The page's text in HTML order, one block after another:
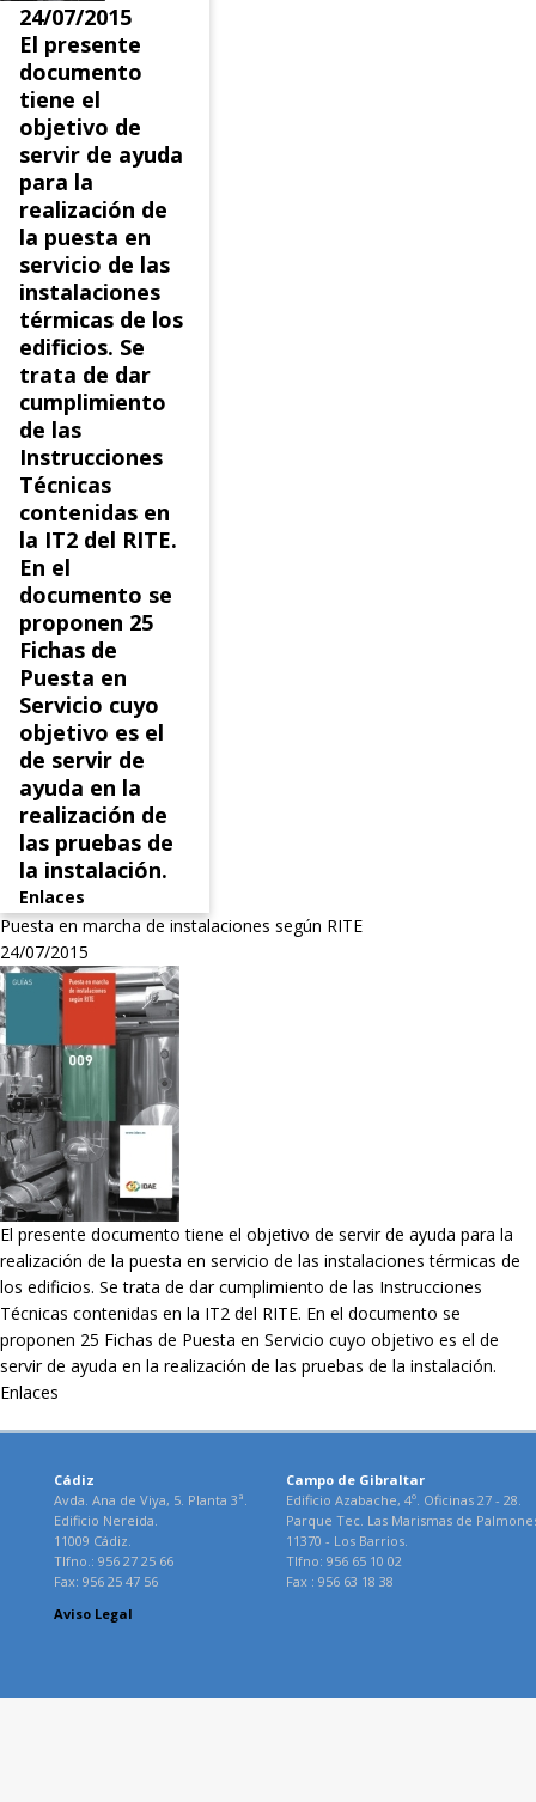
24/07/2015
El presente
documento
tiene el
objetivo de
servir de ayuda
para la
realización de
la puesta en
servicio de las
instalaciones
térmicas de los
edificios. Se
trata de dar
cumplimiento
de las
Instrucciones
Técnicas
contenidas en
la IT2 del RITE.
En el
documento se
proponen 25
Fichas de
Puesta en
Servicio cuyo
objetivo es el
de servir de
ayuda en la
realización de
las pruebas de
la instalación.
Enlaces
Puesta en marcha de instalaciones según RITE
24/07/2015
El presente documento tiene el objetivo de servir de ayuda para la
realización de la puesta en servicio de las instalaciones térmicas de
los edificios. Se trata de dar cumplimiento de las Instrucciones
Técnicas contenidas en la IT2 del RITE. En el documento se
proponen 25 Fichas de Puesta en Servicio cuyo objetivo es el de
servir de ayuda en la realización de las pruebas de la instalación.
Enlaces
Cádiz
Avda. Ana de Viya, 5. Planta 3ª.
Edificio Nereida.
11009 Cádiz.
Tlfno.: 956 27 25 66
Fax: 956 25 47 56
Campo de Gibraltar
Edificio Azabache, 4º. Oficinas 27 - 28.
Parque Tec. Las Marismas de
11370 - Los Barrios.
Tlfno: 956 65 10 02
Fax : 956 63 18 38
Aviso Legal